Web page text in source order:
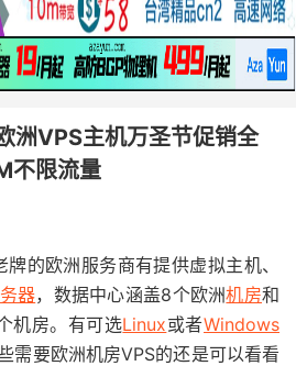
VPS主机万圣节促销全
不限流量
牌的欧洲服务商有提供虚拟主机、
器，数据中心涵盖8个欧洲机房和
机房。有可选Linux或者Windows
需要欧洲机房VPS的还是可以看看